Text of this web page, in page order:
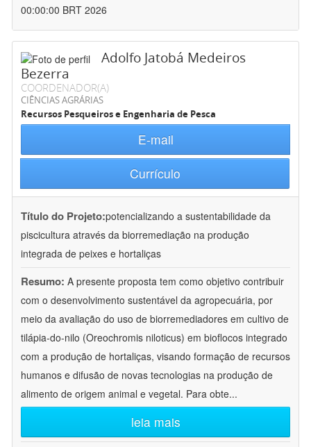
00:00:00 BRT 2026
Adolfo Jatobá Medeiros
Bezerra
COORDENADOR(A)
CIÊNCIAS AGRÁRIAS
Recursos Pesqueiros e Engenharia de Pesca
E-mail
Currículo
Título do Projeto:potencializando a sustentabilidade da
piscicultura através da biorremediação na produção
integrada de peixes e hortaliças
Resumo: A presente proposta tem como objetivo contribuir
com o desenvolvimento sustentável da agropecuária, por
meio da avaliação do uso de biorremediadores em cultivo de
tilápia-do-nilo (Oreochromis niloticus) em bioflocos integrado
com a produção de hortaliças, visando formação de recursos
humanos e difusão de novas tecnologias na produção de
alimento de origem animal e vegetal. Para obte...
leia mais